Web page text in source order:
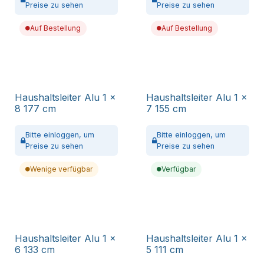
Preise zu sehen
Auf Bestellung
Preise zu sehen
Auf Bestellung
Haushaltsleiter Alu 1 x
8 177 cm
Bitte einloggen, um
Preise zu sehen
Wenige verfügbar
Haushaltsleiter Alu 1 x
7 155 cm
Bitte einloggen, um
Preise zu sehen
Verfügbar
Haushaltsleiter Alu 1 x
6 133 cm
Haushaltsleiter Alu 1 x
5 111 cm